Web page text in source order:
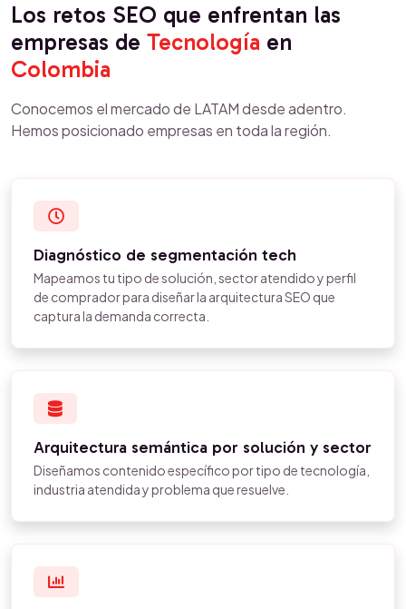
Los retos SEO que enfrentan las
empresas de Tecnología en
Colombia
Conocemos el mercado de LATAM desde adentro.
Hemos posicionado empresas en toda la región.
Diagnóstico de segmentación tech
Mapeamos tu tipo de solución, sector atendido y perfil
de comprador para diseñar la arquitectura SEO que
captura la demanda correcta.
Arquitectura semántica por solución y sector
Diseñamos contenido específico por tipo de tecnología,
industria atendida y problema que resuelve.